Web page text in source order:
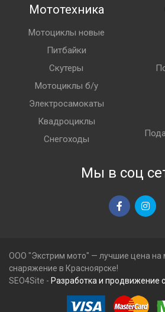
Мототехника
Мотоциклы новые
Питбайки
Скутеры
Мотоциклы б/у
Электросамокаты
Квадроциклы
Снегоходы
Мы в соц
ООО "Экстрим мото" — лучшие цена на
снаряжение в Красноярске!
SEO4Site - Разработка и продвижение